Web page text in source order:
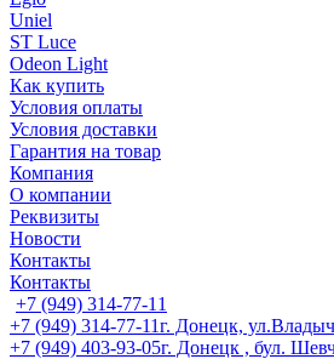
Uniel
ST Luce
Odeon Light
Как купить
Условия оплаты
Условия доставки
Гарантия на товар
Компания
О компании
Реквизиты
Новости
Контакты
Контакты
+7 (949) 314-77-11
+7 (949) 314-77-11г. Донецк,
+7 (949) 403-93-05г. Донецк , бул.